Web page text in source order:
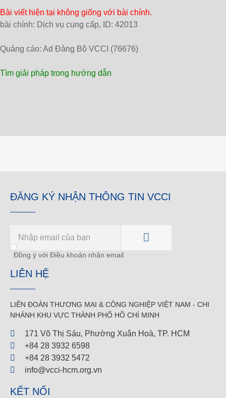
Bài viết hiện tại không giống với bài chính.
bài chính: Dịch vụ cung cấp, ID: 42013
Quảng cáo: Ad Đảng Bộ VCCI (76676)
Tìm giải pháp trong hướng dẫn
ĐĂNG KÝ NHẬN THÔNG TIN VCCI
Đồng ý với Điều khoản nhận email
LIÊN HỆ
LIÊN ĐOÀN THƯƠNG MẠI & CÔNG NGHIỆP VIỆT NAM - CHI
NHÁNH KHU VỰC THÀNH PHỐ HỒ CHÍ MINH
171 Võ Thị Sáu, Phường Xuân Hoà, TP. HCM
+84 28 3932 6598
+84 28 3932 5472
info@vcci-hcm.org.vn
KẾT NỐI